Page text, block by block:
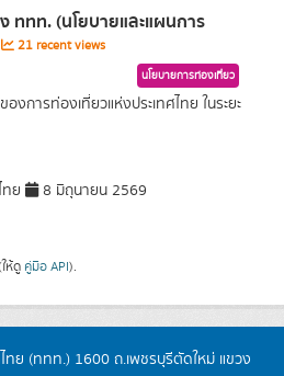
ทท. (นโยบายและแผนการ
21 recent views
นโยบายการท่องเที่ยว
การท่องเที่ยวแห่งประเทศไทย ในระยะ
ทย 8 มิถุนายน 2569
ห้ดู คู่มือ API).
ทย (ททท.) 1600 ถ.เพชรบุรีตัดใหม่ แขวง